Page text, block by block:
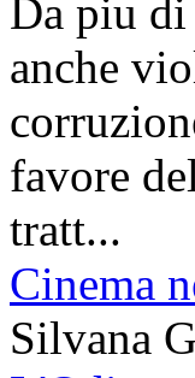
Da piu di
anche
favore
tratt...
Cinema
Silvana